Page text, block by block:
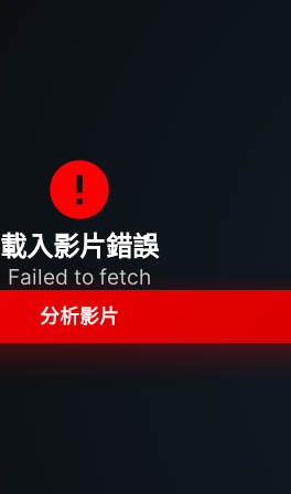
載入影片錯誤
Failed to fetch
分析影片